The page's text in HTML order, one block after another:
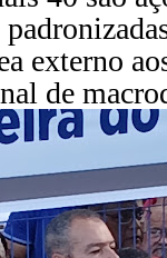
externo
de